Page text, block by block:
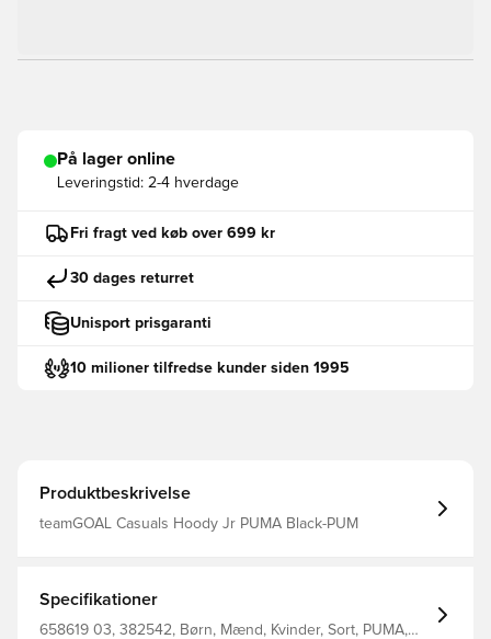
På lager online
Leveringstid: 2-4 hverdage
Fri fragt ved køb over 699 kr
30 dages returret
Unisport prisgaranti
10 milioner tilfredse kunder siden 1995
Produktbeskrivelse
teamGOAL Casuals Hoody Jr PUMA Black-PUM
Specifikationer
658619 03, 382542, Børn, Mænd, Kvinder, Sort, PUMA,